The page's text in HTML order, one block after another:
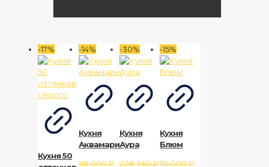
-17%
Кухня 50
-14%
Кухня
Аквамарин
118 000₽
-30%
Кухня
Аура
208 360₽
-15%
Кухня
Блюм
115 000₽